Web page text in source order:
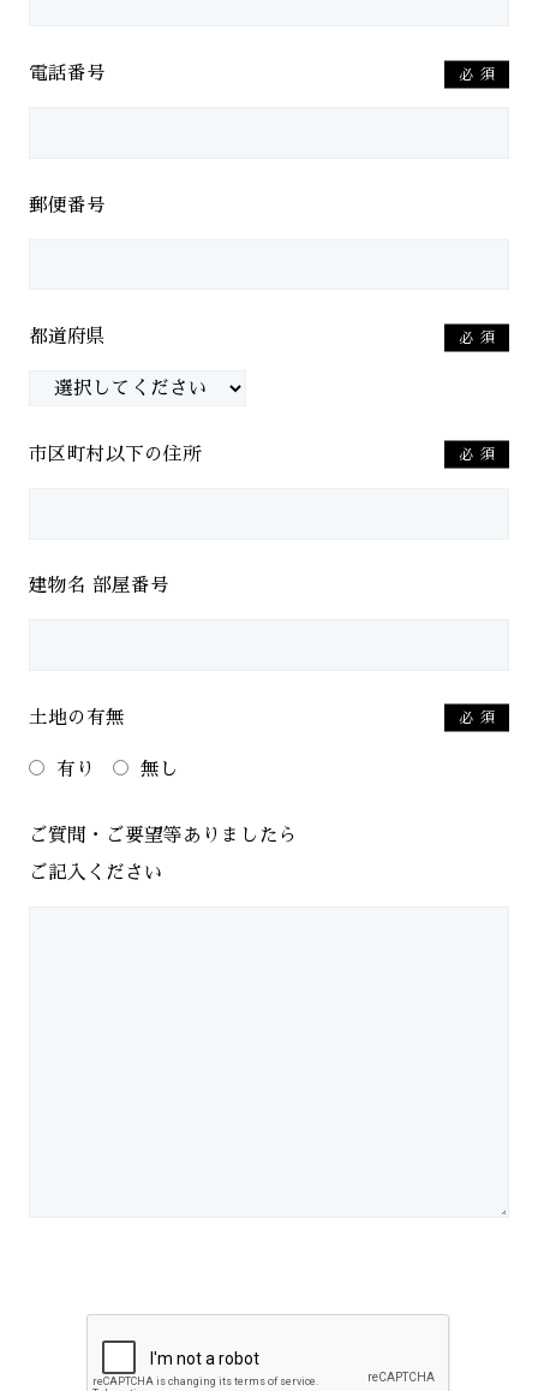
必須
電話番号
郵便番号
必須
都道府県
必須
市区町村以下の住所
建物名 部屋番号
必須
土地の有無
有り 無し
ご質問・ご要望等ありましたら
ご記入ください